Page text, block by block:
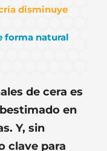
disminuye
forma natural
de cera es
en
Y, sin
clave para